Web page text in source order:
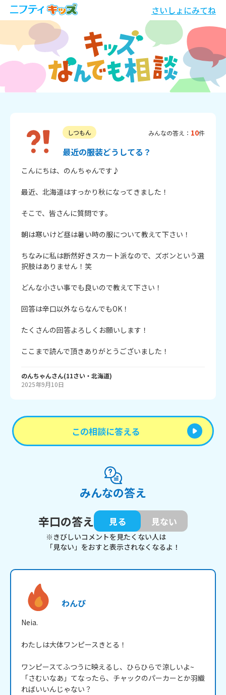
さいしょにみてね
しつもん みんなの答え： 10件
最近の服装どうしてる？
こんにちは、のんちゃんです♪
最近、北海道はすっかり秋になってきました！
そこで、皆さんに質問です。
朝は寒いけど昼は暑い時の服について教えて下さい！
ちなみに私は断然好きスカート派なので、ズボンという選
択肢はありません！笑
どんな小さい事でも良いので教えて下さい！
回答は辛口以外ならなんでもOK！
たくさんの回答よろしくお願いします！
ここまで読んで頂きありがとうございました！
のんちゃんさん(11さい・ 北海道)
2025年9月10日
この相談に答える
みんなの答え
辛口の答え
見る 見ない
※きびしいコメントを見たくない人は
「見ない」をおすと表示されなくなるよ！
わんぴ
Neia.
わたしは大体ワンピースきとる！
ワンピースてふつうに映えるし、ひらひらで涼しいよ~
「さむいなあ」てなったら、チャックのパーカーとか羽織
ればいいんじゃない？